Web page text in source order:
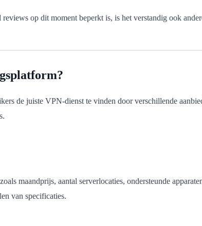
op dit moment beperkt is, is het verstandig ook
de juiste VPN-dienst te vinden door verschillende
maandprijs, aantal serverlocaties, ondersteunde
van specificaties.